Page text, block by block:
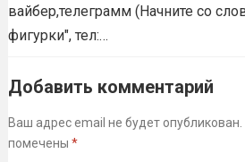
вайбер,телеграмм (Начните со
фигурки", тел:…
Добавить комментарий
Ваш адрес email не будет опубликован.
помечены *